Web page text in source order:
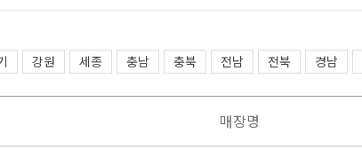
강원 세종 충남 충북 전남 전북 경남
매장명